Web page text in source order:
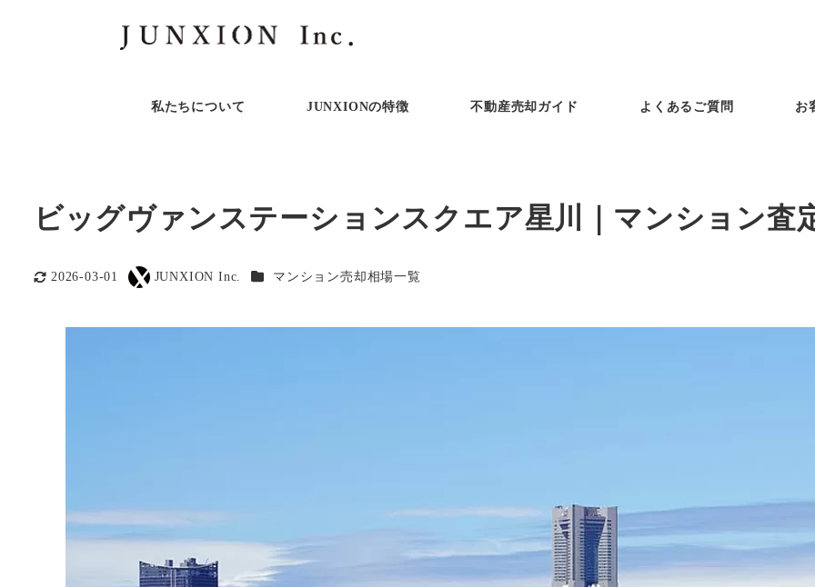
私たちについて JUNXIONの特徴 不動産売却ガイド よくあるご質問 お
ビッグヴァンステーションスクエア星川｜マンション査
更新日
2026-03-01
著
JUNXION Inc. カテゴリー
マンション売却相場一覧